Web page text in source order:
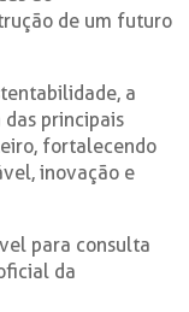
de um futuro
a
principais
fortalecendo
inovação e
para consulta
da